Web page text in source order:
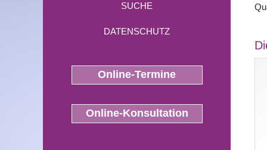
SUCHE
DATENSCHUTZ
Online-Termine
Online-Konsultation